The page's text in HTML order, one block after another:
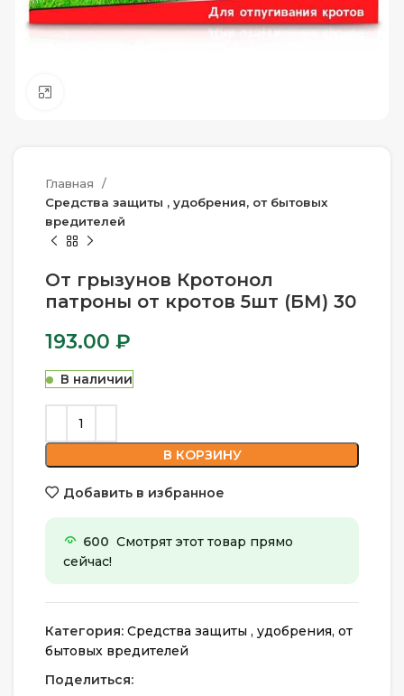
Главная
Средства защиты , удобрения, от бытовых
вредителей
От грызунов Кротонол
патроны от кротов 5шт (БМ) 30
193.00 ₽
В наличии
В КОРЗИНУ
Добавить в избранное
600 Смотрят этот товар прямо
сейчас!
Категория: Средства защиты , удобрения, от
бытовых вредителей
Поделиться: